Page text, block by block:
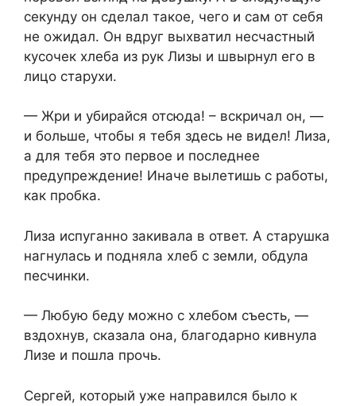
секунду он сделал такое, чего и сам от себя
не ожидал. Он вдруг выхватил несчастный
кусочек хлеба из рук Лизы и швырнул его в
лицо старухи.
— Жри и убирайся отсюда! – вскричал он, —
и больше, чтобы я тебя здесь не видел! Лиза,
а для тебя это первое и последнее
предупреждение! Иначе вылетишь с работы,
как пробка.
Лиза испуганно закивала в ответ. А старушка
нагнулась и подняла хлеб с земли, обдула
песчинки.
— Любую беду можно с хлебом съесть, —
вздохнув, сказала она, благодарно кивнула
Лизе и пошла прочь.
Сергей, который уже направился было к